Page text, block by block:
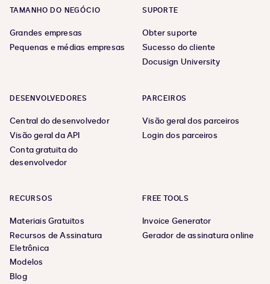
TAMANHO DO NEGÓCIO
Grandes empresas
Pequenas e médias empresas
SUPORTE
Obter suporte
Sucesso do cliente
Docusign University
DESENVOLVEDORES
Central do desenvolvedor
Visão geral da API
Conta gratuita do
desenvolvedor
PARCEIROS
Visão geral dos parceiros
Login dos parceiros
RECURSOS
Materiais Gratuitos
Recursos de Assinatura
Eletrônica
Modelos
Blog
FREE TOOLS
Invoice Generator
Gerador de assinatura online